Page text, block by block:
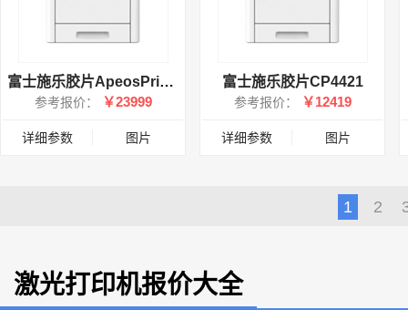
富士施乐胶片ApeosPrint C5240
参考报价： ￥23999
详细参数 图片
富士施乐胶片CP4421
参考报价： ￥12419
详细参数 图片
1 2
激光打印机报价大全